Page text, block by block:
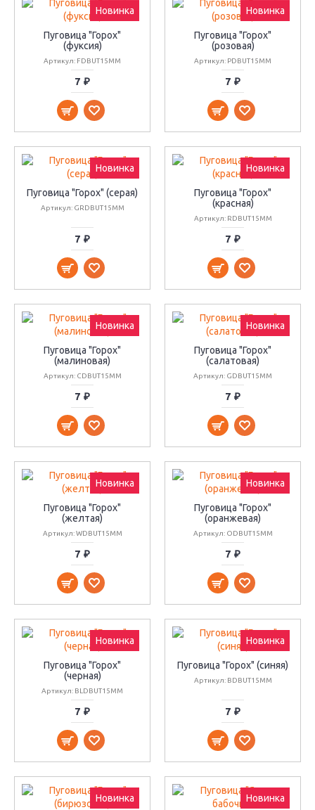
Новинка
Пуговица "Горох"
(фуксия)
Артикул: FDBUT15MM
7 ₽
Новинка
Пуговица "Горох"
(розовая)
Артикул: PDBUT15MM
7 ₽
Новинка
Пуговица "Горох" (серая)
Артикул: GRDBUT15MM
7 ₽
Новинка
Пуговица "Горох"
(красная)
Артикул: RDBUT15MM
7 ₽
Новинка
Пуговица "Горох"
(малиновая)
Артикул: CDBUT15MM
7 ₽
Новинка
Пуговица "Горох"
(салатовая)
Артикул: GDBUT15MM
7 ₽
Новинка
Пуговица "Горох"
(желтая)
Артикул: WDBUT15MM
7 ₽
Новинка
Пуговица "Горох"
(оранжевая)
Артикул: ODBUT15MM
7 ₽
Новинка
Пуговица "Горох"
(черная)
Артикул: BLDBUT15MM
7 ₽
Новинка
Пуговица "Горох" (синяя)
Артикул: BDBUT15MM
7 ₽
Новинка Новинка